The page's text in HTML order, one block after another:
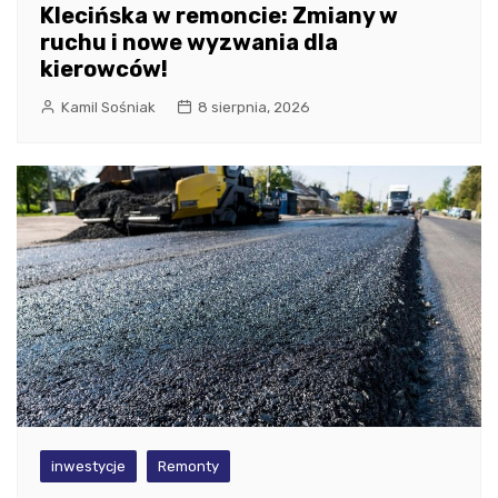
Klecińska w remoncie: Zmiany w
ruchu i nowe wyzwania dla
kierowców!
Kamil Sośniak 8 sierpnia, 2026
inwestycje Remonty